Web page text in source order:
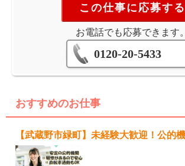
この仕事に応募する
お電話でも応募できます。
0120-20-5433
おすすめのお仕事